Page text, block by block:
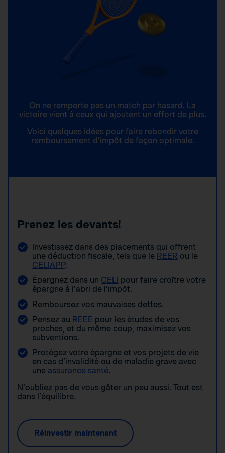
On ne remporte pas un match par hasard. La
victoire vient à ceux qui ajoutent un effort de plus.
Voici quelques idées pour faire rebondir votre
remboursement d’impôt de façon optimale.
Prenez les devants!
Investissez dans des placements qui offrent
une déduction fiscale, tels que le REER ou le
CELIAPP.
Épargnez dans un CELI pour faire croître votre
épargne à l’abri de l’impôt.
Remboursez vos mauvaises dettes.
Pensez au REEE pour les études de vos
proches, et du même coup, maximisez vos
subventions.
Protégez votre épargne et vos projets de vie
en cas d’invalidité ou de maladie grave avec
une assurance santé.
N’oubliez pas de vous gâter un peu aussi. Tout est
dans l’équilibre.
Réinvestir maintenant